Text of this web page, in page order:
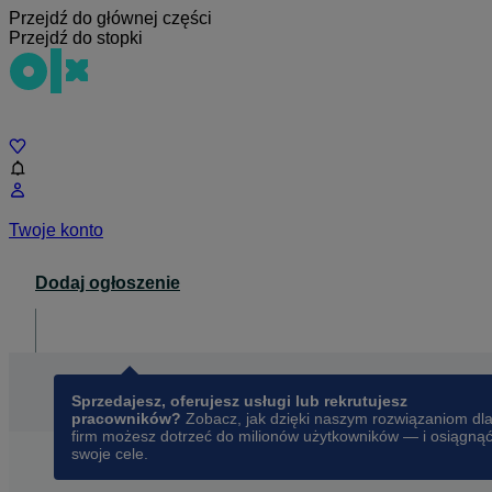
Przejdź do głównej części
Przejdź do stopki
Twoje konto
Dodaj ogłoszenie
Sprzedajesz, oferujesz usługi lub rekrutujesz
pracowników? Zobacz, jak dzięki naszym rozwiązaniom dla
firm możesz dotrzeć do milionów użytkowników — i osiągnąć
swoje cele.